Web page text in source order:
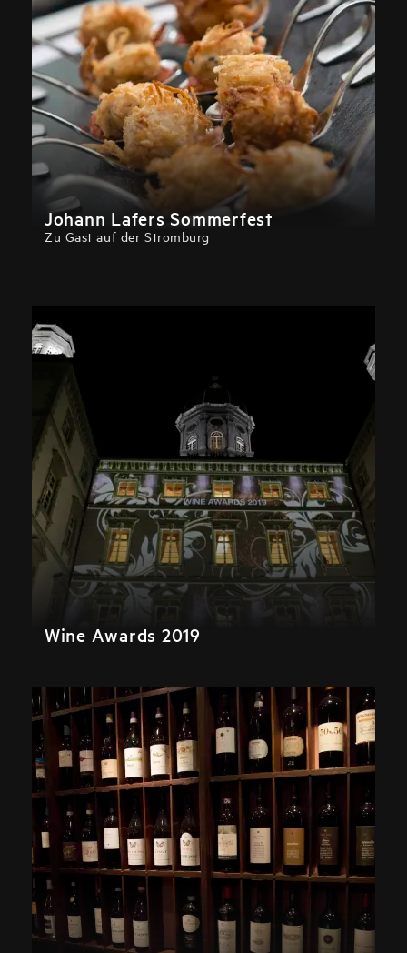
Johann Lafers Sommerfest
Zu Gast auf der Stromburg
Wine Awards 2019